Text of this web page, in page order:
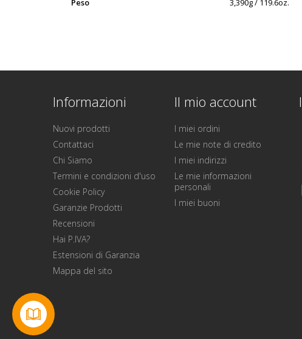
Peso 3,390g / 119.6oz.
Informazioni
Nuovi prodotti
Contattaci
Chi Siamo
Termini e condizioni d'uso
Cookie Policy
Garanzie Prodotti
Recensioni
Hai P.IVA?
Estensioni di Garanzia
Mappa del sito
Il mio account
I miei ordini
Le mie note di credito
I miei indirizzi
Le mie informazioni
personali
I miei buoni
Contattaci